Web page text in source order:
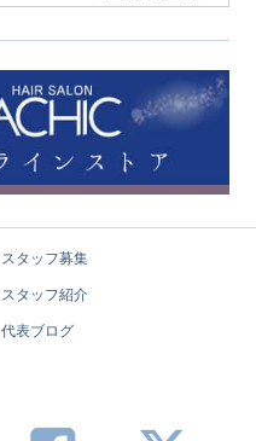
スタッフ募集
スタッフ紹介
代表ブログ